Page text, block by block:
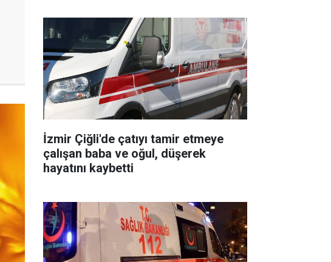
İzmir Çiğli'de çatıyı tamir etmeye
çalışan baba ve oğul, düşerek
hayatını kaybetti